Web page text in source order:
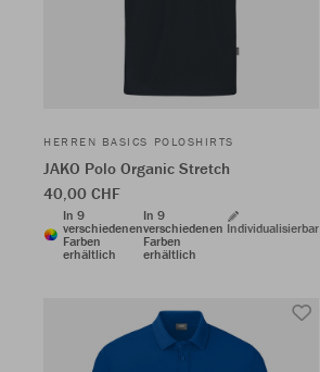
HERREN BASICS POLOSHIRTS
JAKO Polo Organic Stretch
40,00 CHF
In 9
verschiedenen
Farben
erhältlich
In 9
verschiedenen
Farben
erhältlich
Individualisierbar